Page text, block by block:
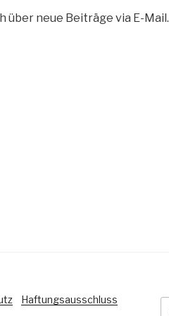
über neue Beiträge via E-Mail.
Haftungsausschluss